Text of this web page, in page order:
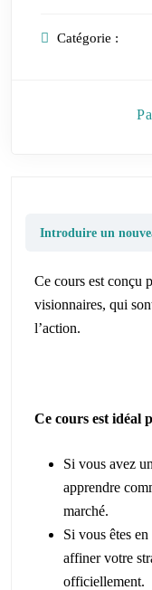
Introduire un
Ce cours est conçu
visionnaires, qui
l’action.
Ce cours est idéal
Si vous avez
apprendre
marché.
Si vous êtes
affiner votre
officiellement.
Catégorie :